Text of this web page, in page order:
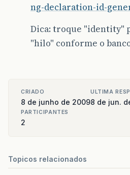
ng-declaration-id-
Dica: troque "identity"
"hilo" conforme o
CRIADO
8 de junho de 2009
ULTIMA
8 de jun.
PARTICIPANTES
2
Topicos relacionados